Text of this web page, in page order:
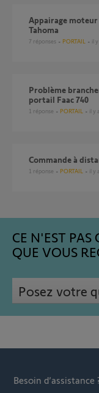
Appairage moteur portail Slidymoove RTS avec box
Tahoma
7 réponses PORTAIL il
Problème branchement visiophone V500 sur moteur
portail Faac 740
1 réponse PORTAIL il
commande à
1 réponse PORTAIL il
CE N'EST PAS
QUE VOUS
Posez votre
Besoin d’assistance